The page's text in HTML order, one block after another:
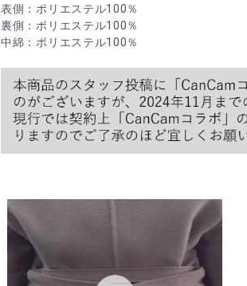
表側：ポリエステル100％
裏側：ポリエステル100％
中綿：ポリエステル100％